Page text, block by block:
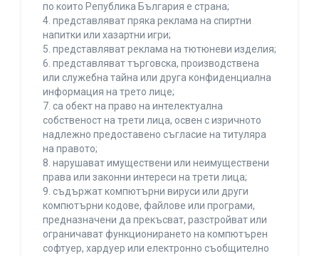
по които Република България е страна;
4. представляват пряка реклама на спиртни
напитки или хазартни игри;
5. представляват реклама на тютюневи изделия;
6. представляват търговска, производствена
или служебна тайна или друга конфиденциална
информация на трето лице;
7. са обект на право на интелектуална
собственост на трети лица, освен с изричното
надлежно предоставено съгласие на титуляра
на правото;
8. нарушават имуществени или неимуществени
права или законни интереси на трети лица;
9. съдържат компютърни вируси или други
компютърни кодове, файлове или програми,
предназначени да прекъсват, разстройват или
ограничават функционирането на компютърен
софтуер, хардуер или електронно съобщително